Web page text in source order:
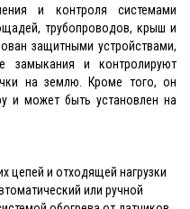
и контроля системами
трубопроводов, крыш и
защитными устройствами,
замыкания и контролируют
на землю. Кроме того, он
и может быть установлен на
цепей и отходящей нагрузки
или ручной